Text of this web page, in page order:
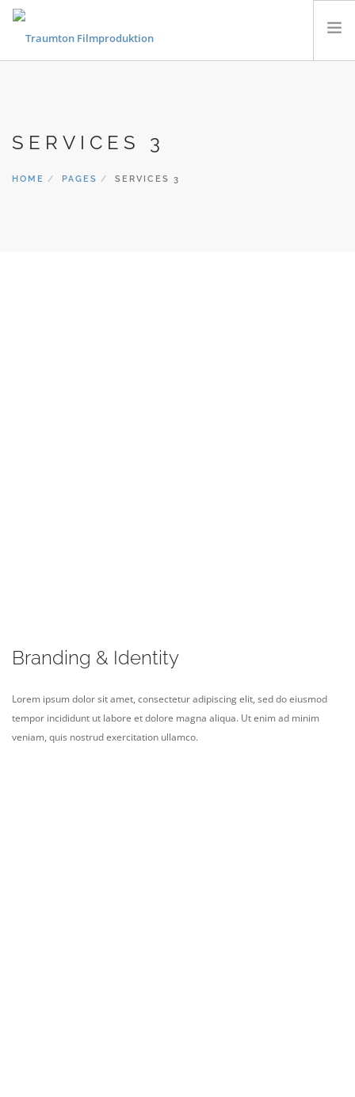
MUSIKVIDEOS
SERVICES 3
HOME PAGES SERVICES 3
Branding & Identity
Lorem ipsum dolor sit amet, consectetur adipiscing elit, sed do eiusmod
tempor incididunt ut labore et dolore magna aliqua. Ut enim ad minim
veniam, quis nostrud exercitation ullamco.